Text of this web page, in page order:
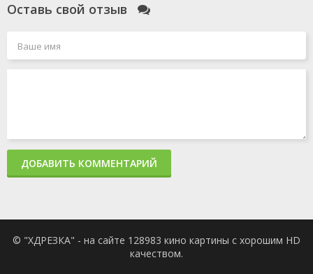
Оставь свой отзыв
ДОБАВИТЬ КОММЕНТАРИЙ
© "ХДРЕЗКА" - на сайте 128983 кино картины с хорошим HD
качеством.